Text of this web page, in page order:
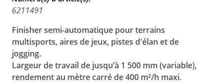
6211491
Finisher semi-automatique pour terrains
multisports, aires de jeux, pistes d'élan et de
jogging.
Largeur de travail de jusqu’à 1 500 mm (variable),
rendement au mètre carré de 400 m²/h maxi.